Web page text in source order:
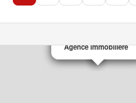
Agence immobilière
Agence immobilière